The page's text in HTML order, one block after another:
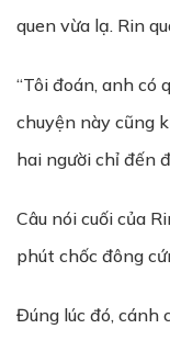
quen vừa lạ. Rin
“Tôi đoán, anh có
chuyện này cũng
hai người chỉ đến
Câu nói cuối của
phút chốc đông
Đúng lúc đó, cánh